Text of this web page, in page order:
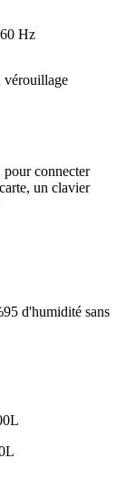
Hz
vérouillage
connecter
un clavier
d'humidité sans